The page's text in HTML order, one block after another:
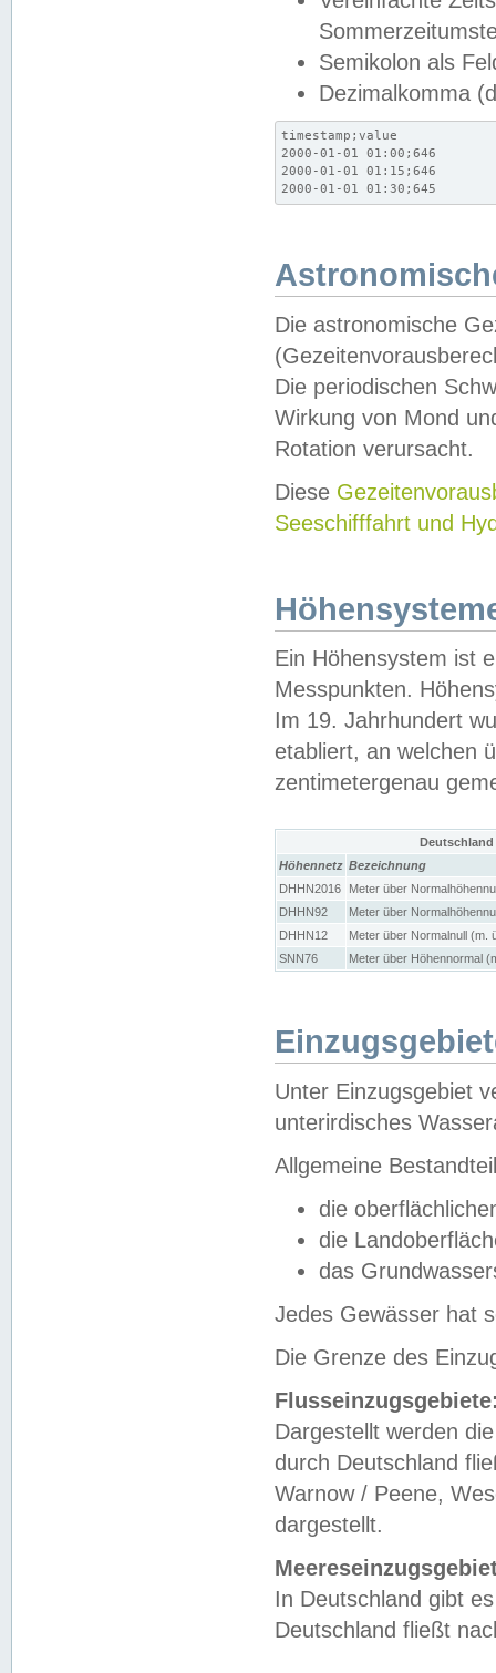
Semikolon als
Dezimalkomma
timestamp;value
2000-01-01 01:00;646
2000-01-01 01:15;646
2000-01-01 01:30;645
Die astronomische
Die periodischen
Wirkung von Mond
Rotation verursacht.
Diese
Seeschifffahrt und
Ein Höhensystem ist
Messpunkten.
Im 19. Jahrhundert
etabliert, an welchen
zentimetergenau
Höhennetz Bezeichnung
DHHN2016
Meter über
DHHN92
Meter über
DHHN12
Meter über Normalnull (m.
SNN76
Meter über Höhennormal
Unter Einzugsgebiet
unterirdisches
Allgemeine
die
die
das
Jedes Gewässer hat
Die Grenze des
Dargestellt werden
durch Deutschland
Warnow / Peene,
dargestellt.
In Deutschland gibt
Deutschland fließt